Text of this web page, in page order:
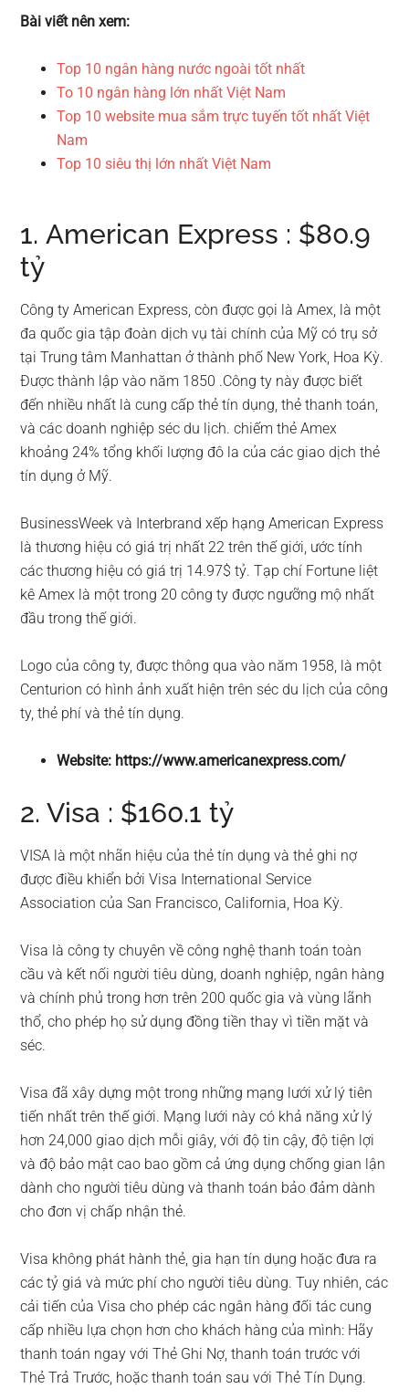
Bài viết nên xem:
Top 10 ngân hàng nước ngoài tốt nhất
To 10 ngân hàng lớn nhất Việt Nam
Top 10 website mua sắm trực tuyến tốt nhất Việt
Nam
Top 10 siêu thị lớn nhất Việt Nam
1. American Express : $80.9
tỷ
Công ty American Express, còn được gọi là Amex, là một
đa quốc gia tập đoàn dịch vụ tài chính của Mỹ có trụ sở
tại Trung tâm Manhattan ở thành phố New York, Hoa Kỳ.
Được thành lập vào năm 1850 .Công ty này được biết
đến nhiều nhất là cung cấp thẻ tín dụng, thẻ thanh toán,
và các doanh nghiệp séc du lịch. chiếm thẻ Amex
khoảng 24% tổng khối lượng đô la của các giao dịch thẻ
tín dụng ở Mỹ.
BusinessWeek và Interbrand xếp hạng American Express
là thương hiệu có giá trị nhất 22 trên thế giới, ước tính
các thương hiệu có giá trị 14.97$ tỷ. Tạp chí Fortune liệt
kê Amex là một trong 20 công ty được ngưỡng mộ nhất
đầu trong thế giới.
Logo của công ty, được thông qua vào năm 1958, là một
Centurion có hình ảnh xuất hiện trên séc du lịch của công
ty, thẻ phí và thẻ tín dụng.
Website: https://www.americanexpress.com/
2. Visa : $160.1 tỷ
VISA là một nhãn hiệu của thẻ tín dụng và thẻ ghi nợ
được điều khiển bởi Visa International Service
Association của San Francisco, California, Hoa Kỳ.
Visa là công ty chuyên về công nghệ thanh toán toàn
cầu và kết nối người tiêu dùng, doanh nghiệp, ngân hàng
và chính phủ trong hơn trên 200 quốc gia và vùng lãnh
thổ, cho phép họ sử dụng đồng tiền thay vì tiền mặt và
séc.
Visa đã xây dựng một trong những mạng lưới xử lý tiên
tiến nhất trên thế giới. Mạng lưới này có khả năng xử lý
hơn 24,000 giao dịch mỗi giây, với độ tin cậy, độ tiện lợi
và độ bảo mật cao bao gồm cả ứng dụng chống gian lận
dành cho người tiêu dùng và thanh toán bảo đảm dành
cho đơn vị chấp nhận thẻ.
Visa không phát hành thẻ, gia hạn tín dụng hoặc đưa ra
các tỷ giá và mức phí cho người tiêu dùng. Tuy nhiên, các
cải tiến của Visa cho phép các ngân hàng đối tác cung
cấp nhiều lựa chọn hơn cho khách hàng của mình: Hãy
thanh toán ngay với Thẻ Ghi Nợ, thanh toán trước với
Thẻ Trả Trước, hoặc thanh toán sau với Thẻ Tín Dụng.